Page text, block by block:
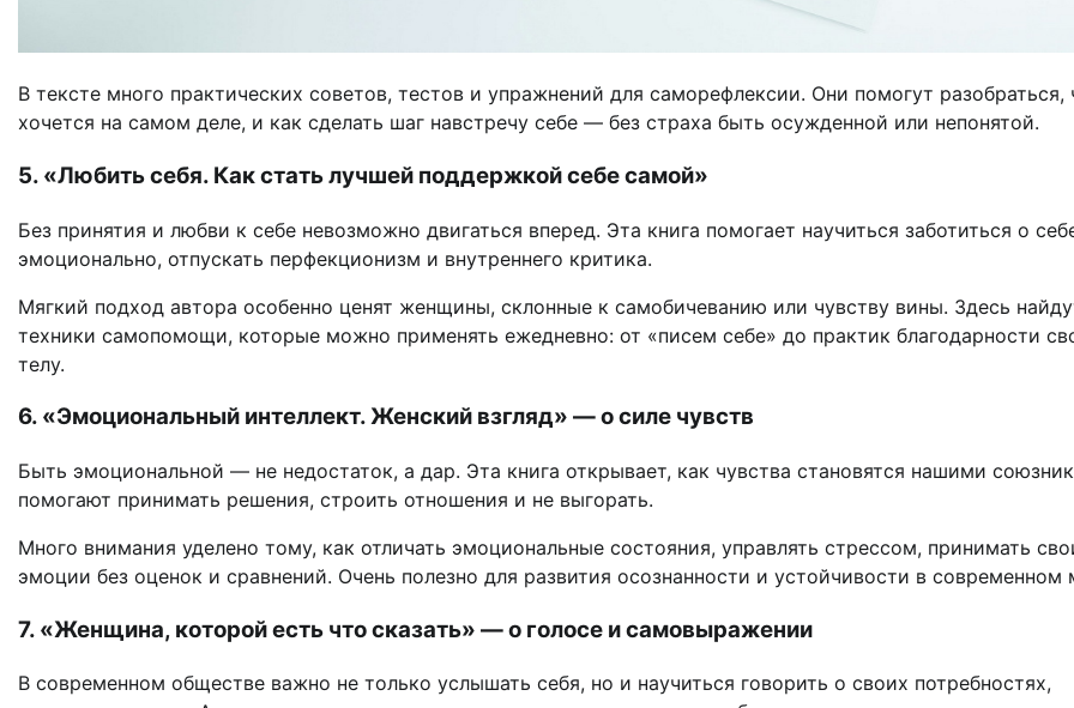
В тексте много практических советов, тестов и упражнений для саморефлексии. Они помогут разобраться,
хочется на самом деле, и как сделать шаг навстречу себе — без страха быть осужденной или непонятой.
5. «Любить себя. Как стать лучшей поддержкой себе самой»
Без принятия и любви к себе невозможно двигаться вперед. Эта книга помогает научиться заботиться о
эмоционально, отпускать перфекционизм и внутреннего критика.
Мягкий подход автора особенно ценят женщины, склонные к самобичеванию или чувству вины. Здесь
техники самопомощи, которые можно применять ежедневно: от «писем себе» до практик благодарности
телу.
6. «Эмоциональный интеллект. Женский взгляд» — о силе чувств
Быть эмоциональной — не недостаток, а дар. Эта книга открывает, как чувства становятся нашими
помогают принимать решения, строить отношения и не выгорать.
Много внимания уделено тому, как отличать эмоциональные состояния, управлять стрессом, принимать
эмоции без оценок и сравнений. Очень полезно для развития осознанности и устойчивости в современном
7. «Женщина, которой есть что сказать» — о голосе и самовыражении
В современном обществе важно не только услышать себя, но и научиться говорить о своих потребностях,